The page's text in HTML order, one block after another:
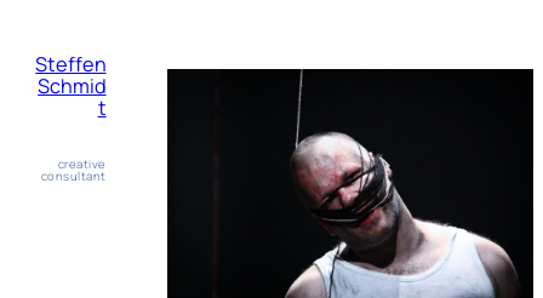
Inhalt
springen
Steffen
Schmid
t
creative
consultant